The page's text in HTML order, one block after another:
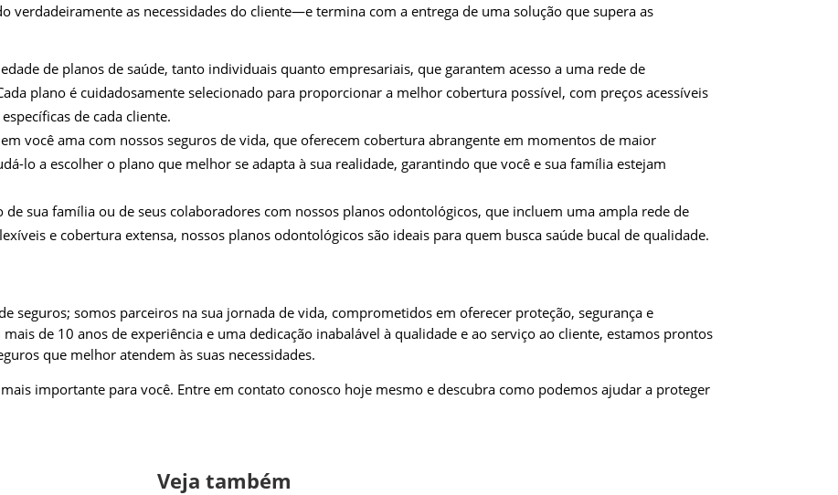
verdadeiramente as necessidades do cliente—e termina com a entrega de uma solução que supera as
de planos de saúde, tanto individuais quanto empresariais, que garantem acesso a uma rede de
plano é cuidadosamente selecionado para proporcionar a melhor cobertura possível, com preços acessíveis
de cada cliente.
você ama com nossos seguros de vida, que oferecem cobertura abrangente em momentos de maior
lo a escolher o plano que melhor se adapta à sua realidade, garantindo que você e sua família estejam
de sua família ou de seus colaboradores com nossos planos odontológicos, que incluem uma ampla rede de
e cobertura extensa, nossos planos odontológicos são ideais para quem busca saúde bucal de qualidade.
seguros; somos parceiros na sua jornada de vida, comprometidos em oferecer proteção, segurança e
de 10 anos de experiência e uma dedicação inabalável à qualidade e ao serviço ao cliente, estamos prontos
que melhor atendem às suas necessidades.
importante para você. Entre em contato conosco hoje mesmo e descubra como podemos ajudar a proteger
Veja também